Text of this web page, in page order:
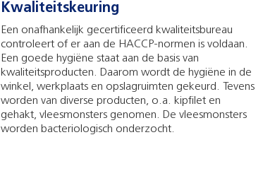
Kwaliteitskeuring
Een onafhankelijk gecertificeerd kwaliteitsbureau
controleert of er aan de HACCP-normen is voldaan.
Een goede hygiëne staat aan de basis van
kwaliteitsproducten. Daarom wordt de hygiëne in de
winkel, werkplaats en opslagruimten gekeurd. Tevens
worden van diverse producten, o.a. kipfilet en
gehakt, vleesmonsters genomen. De vleesmonsters
worden bacteriologisch onderzocht.